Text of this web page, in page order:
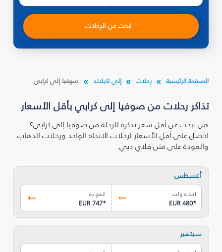
ابحث عن الرحلات
الصفحة الرئيسية رحلات إلى تايلاند صوفيا إلى كرابي
تذاكر رحلات من صوفيا إلى كرابي بأقل الأسعار
هل تبحث عن أقل سعر تذكرة للرحلة من صوفيا إلى كرابي؟
احصل على أقل الأسعار لرحلات الاتجاه الواحد ورحلات الذهاب
والعودة على متن فلاي دبي.
أغسطس
اتجاه واحد
EUR 480*
العودة
EUR 747*
سبتمبر